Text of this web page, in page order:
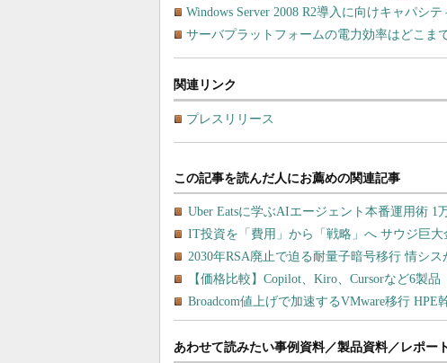
Windows Server 2008 R2導入に向けキャパシ
サーバプラットフォームの電力効率はどこま
関連リンク
プレスリリース
あわせて読みたい事例資料／製品資料／レポー